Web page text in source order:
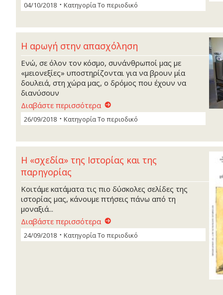
04/10/2018 ΚατηγορίαΤο περιοδικό
Η αρωγή στην απασχόληση
Ενώ, σε όλον τον κόσμο, συνάνθρωποί μας με
«μειονεξίες» υποστηρίζονται για να βρουν μία
δουλειά, στη χώρα μας, ο δρόμος που έχουν να
διανύσουν
Διαβάστε περισσότερα
26/09/2018 ΚατηγορίαΤο περιοδικό
Η «σχεδία» της Ιστορίας και της
παρηγορίας
Κοιτάμε κατάματα τις πιο δύσκολες σελίδες της
ιστορίας μας, κάνουμε πτήσεις πάνω από τη
μοναξιά...
Διαβάστε περισσότερα
24/09/2018 ΚατηγορίαΤο περιοδικό